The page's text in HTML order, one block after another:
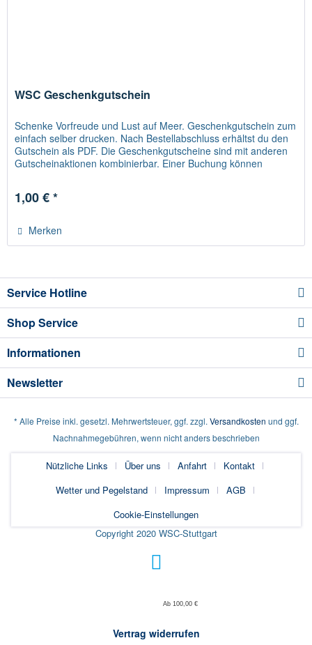
WSC Geschenkgutschein
Schenke Vorfreude und Lust auf Meer. Geschenkgutschein zum
einfach selber drucken. Nach Bestellabschluss erhältst du den
Gutschein als PDF. Die Geschenkgutscheine sind mit anderen
Gutscheinaktionen kombinierbar. Einer Buchung können
Ort im WSC, für alle Kurse, Waren und...
1,00 € *
Merken
Service Hotline
Shop Service
Informationen
Newsletter
* Alle Preise inkl. gesetzl. Mehrwertsteuer, ggf. zzgl. Versandkosten und ggf.
Nachnahmegebühren, wenn nicht anders beschrieben
Nützliche Links Über uns Anfahrt
Kontakt
Wetter und Pegelstand
Impressum
AGB
Cookie-Einstellungen
Copyright 2020 WSC-Stuttgart
Ab 100,00 €
Vertrag widerrufen